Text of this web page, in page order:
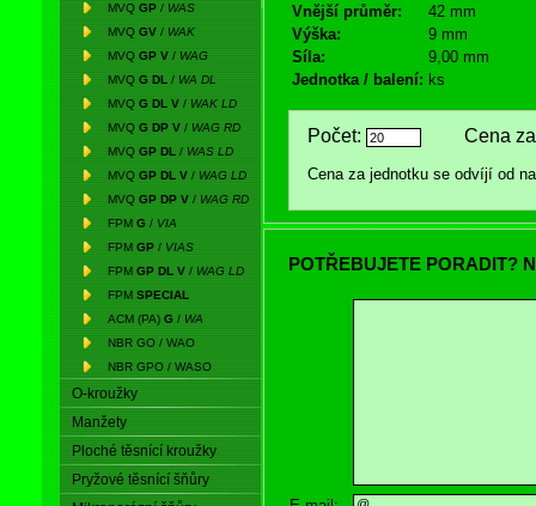
MVQ GP / WAS
MVQ GV / WAK
MVQ GP V / WAG
MVQ G DL / WA DL
MVQ G DL V / WAK LD
MVQ G DP V / WAG RD
MVQ GP DL / WAS LD
MVQ GP DL V / WAG LD
MVQ GP DP V / WAG RD
FPM G / VIA
FPM GP / VIAS
FPM GP DL V / WAG LD
FPM SPECIAL
ACM (PA) G / WA
NBR GO / WAO
NBR GPO / WASO
O-kroužky
Manžety
Ploché těsnící kroužky
Pryžové těsnící šňůry
Vnější průměr:
42 mm
Výška:
9 mm
Síla:
9,00 mm
Jednotka / balení: ks
Počet: Cena za
Cena za jednotku se odvíjí od
POTŘEBUJETE PORADIT?